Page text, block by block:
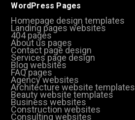
WordPress Pages
Homepage design templates
Landing pages websites
404 pages
About us pages
Contact page design
Services page design
Blog websites
FAQ pages
Agency websites
Architecture website templates
Beauty website templates
Business websites
Construction websites
Consulting websites